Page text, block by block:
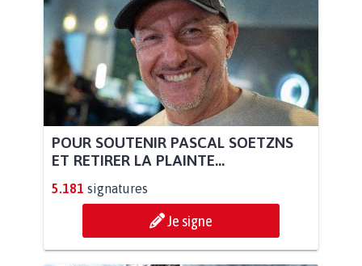
POUR SOUTENIR PASCAL SOETZNS
ET RETIRER LA PLAINTE...
5.181 signatures
Je signe